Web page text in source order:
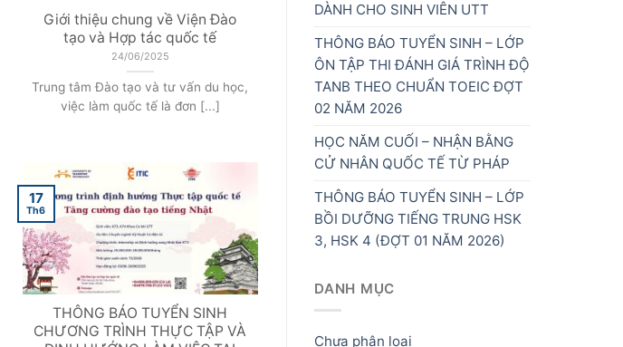
Giới thiệu chung về Viện Đào
tạo và Hợp tác quốc tế
24/06/2025
Trung tâm Đào tạo và tư vấn du học,
việc làm quốc tế là đơn [...]
THÔNG BÁO TUYỂN SINH
CHƯƠNG TRÌNH THỰC TẬP VÀ
17
Th6
DÀNH CHO SINH VIÊN UTT
THÔNG BÁO TUYỂN SINH – LỚP
ÔN TẬP THI ĐÁNH GIÁ TRÌNH ĐỘ
TANB THEO CHUẨN TOEIC ĐỢT
02 NĂM 2026
HỌC NĂM CUỐI – NHẬN BẰNG
CỬ NHÂN QUỐC TẾ TỪ PHÁP
THÔNG BÁO TUYỂN SINH – LỚP
BỒI DƯỠNG TIẾNG TRUNG HSK
3, HSK 4 (ĐỢT 01 NĂM 2026)
DANH MỤC
Chưa phân loại